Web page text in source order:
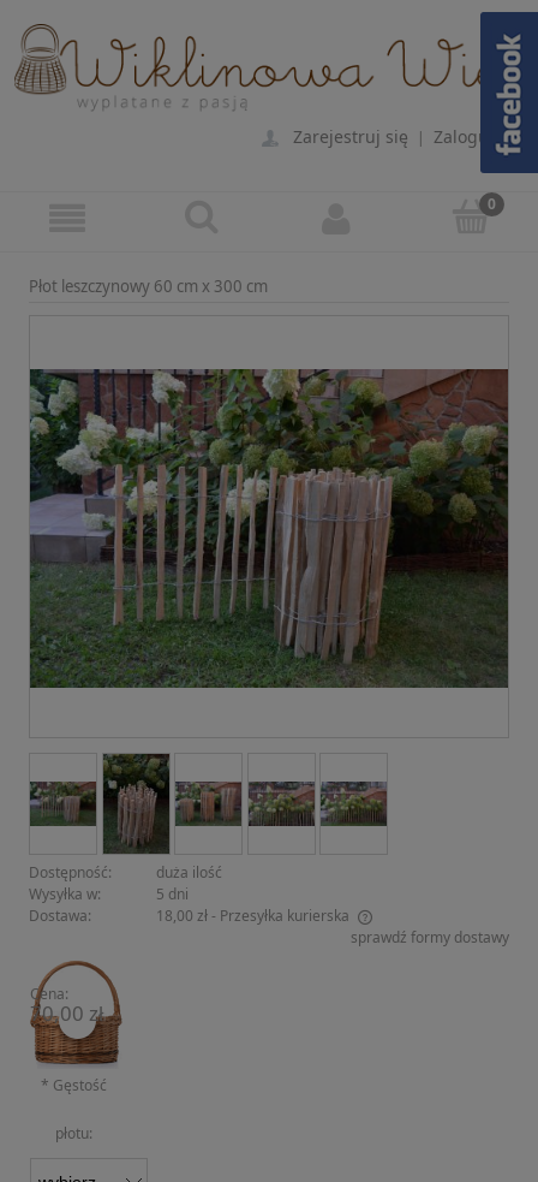
Zarejestruj się | Zaloguj się
Płot leszczynowy 60 cm x 300 cm
Dostępność:
duża ilość
Wysyłka w:
5 dni
Dostawa:
18,00 zł- Przesyłka kurierska
Cena nie zawiera ewentualnych kosztów płatnościsprawdź formy dostawy
Cena:
70,00 zł
* Gęstość
płotu: